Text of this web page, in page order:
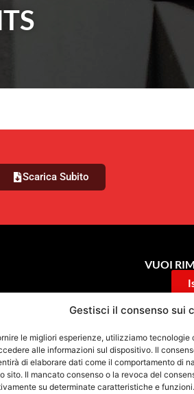
Gestisci il consenso sui
le migliori esperienze, utilizziamo
alle informazioni sul dispositivo. Il
di elaborare dati come il comportamento di
sito. Il mancato consenso o la revoca del
su determinate caratteristiche e funzioni.
Scarica Subito
VUOI